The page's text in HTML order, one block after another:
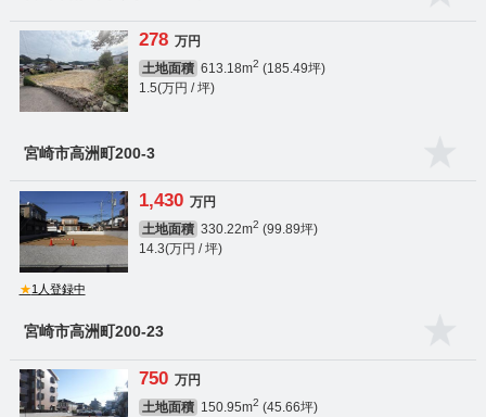
278 万円
土地面積 613.18m2 (185.49坪)
1.5(万円 / 坪)
宮崎市高洲町200-3
1,430 万円
土地面積 330.22m2 (99.89坪)
14.3(万円 / 坪)
★1人登録中
宮崎市高洲町200-23
750 万円
土地面積 150.95m2 (45.66坪)